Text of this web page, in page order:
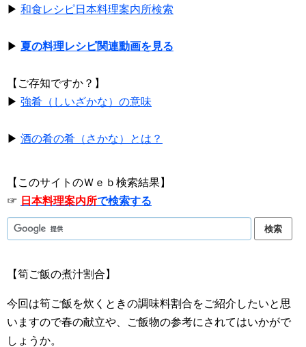
▶ 和食レシピ日本料理案内所検索
▶ 夏の料理レシピ関連動画を見る
【ご存知ですか？】
▶ 強肴（しいざかな）の意味
▶ 酒の肴の肴（さかな）とは？
【このサイトのＷｅｂ検索結果】
☞ 日本料理案内所で検索する
【筍ご飯の煮汁割合】
今回は筍ご飯を炊くときの調味料割合をご紹介したいと思
いますので春の献立や、ご飯物の参考にされてはいかがで
しょうか。